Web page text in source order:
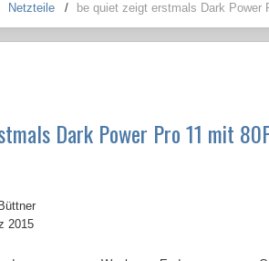
Netzteile / be quiet zeigt erstmals Dark Power
Dark Power Pro 11 mit
2015